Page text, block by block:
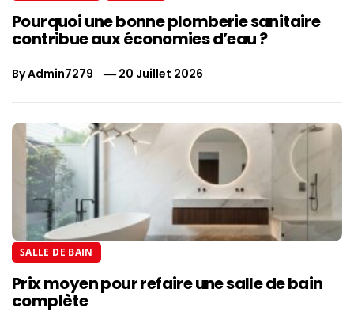
Pourquoi une bonne plomberie sanitaire
contribue aux économies d’eau ?
ByAdmin7279 20 Juillet 2026
SALLE DE BAIN
Prix moyen pour refaire une salle de bain
complète